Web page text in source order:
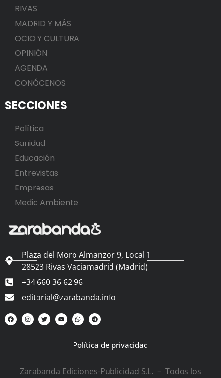
RIVAS
MADRID Y MÁS
OCIO Y CULTURA
OPINIÓN
AGENDA
CONÓCENOS
SECCIONES
Política
Sanidad
Educación
Entrevistas
Empresas
Medio Ambiente
Plaza del Moro Almanzor 9, Local 1
28523 Rivas Vaciamadrid (Madrid)
+34 660 36 62 96
editorial@zarabanda.info
Política de privacidad
Zarabanda Ediciones-Publicidad S.L. – Todos los